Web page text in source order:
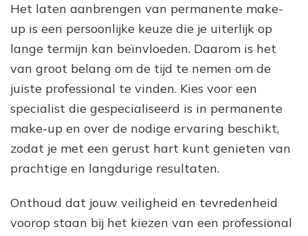
Het laten aanbrengen van permanente make-
up is een persoonlijke keuze die je uiterlijk op
lange termijn kan beïnvloeden. Daarom is het
van groot belang om de tijd te nemen om de
juiste professional te vinden. Kies voor een
specialist die gespecialiseerd is in permanente
make-up en over de nodige ervaring beschikt,
zodat je met een gerust hart kunt genieten van
prachtige en langdurige resultaten.
Onthoud dat jouw veiligheid en tevredenheid
voorop staan bij het kiezen van een professional